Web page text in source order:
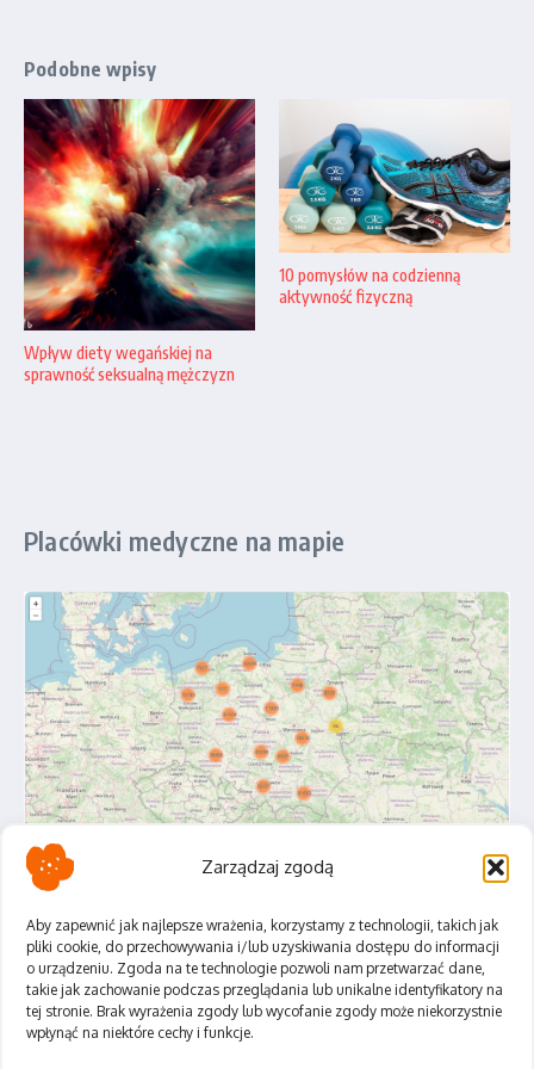
Zarządzaj zgodą
Aby zapewnić jak najlepsze wrażenia, korzystamy z technologii, takich jak
pliki cookie, do przechowywania i/lub uzyskiwania dostępu do informacji
o urządzeniu. Zgoda na te technologie pozwoli nam przetwarzać dane,
takie jak zachowanie podczas przeglądania lub unikalne identyfikatory na
tej stronie. Brak wyrażenia zgody lub wycofanie zgody może niekorzystnie
wpłynąć na niektóre cechy i funkcje.
Podobne wpisy
Wpływ diety wegańskiej na
sprawność seksualną mężczyzn
10 pomysłów na codzienną
aktywność fizyczną
Placówki medyczne na mapie
Polityka Prywatności
Regulamin